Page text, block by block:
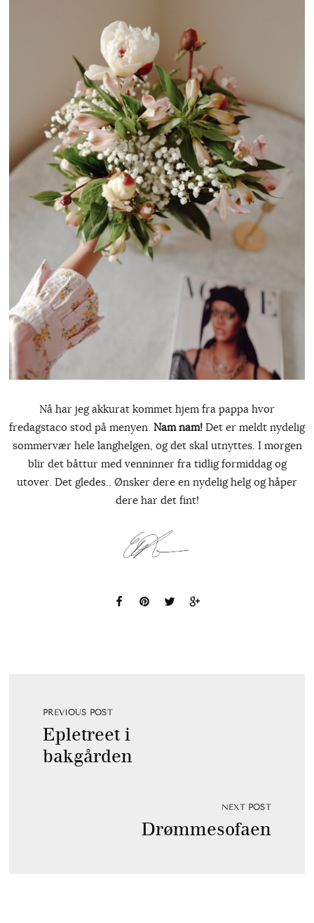
Nå har jeg akkurat kommet hjem fra pappa hvor
fredagstaco stod på menyen. Nam nam! Det er meldt nydelig
sommervær hele langhelgen, og det skal utnyttes. I morgen
blir det båttur med venninner fra tidlig formiddag og
utover. Det gledes.. Ønsker dere en nydelig helg og håper
dere har det fint!
PREVIOUS POST
Epletreet i
bakgården
NEXT POST
Drømmesofaen